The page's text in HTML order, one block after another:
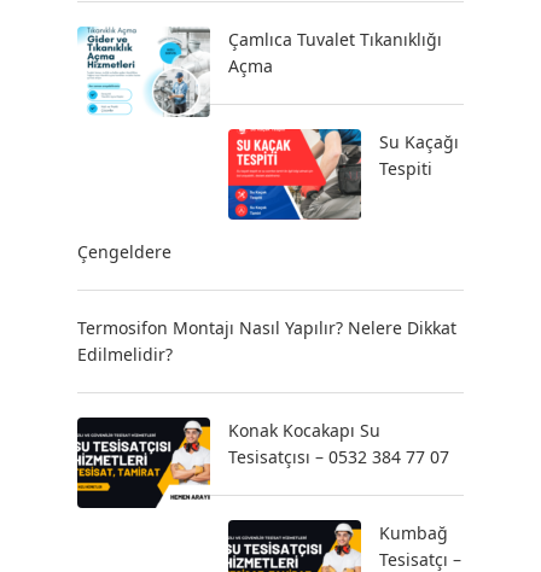
Çamlıca Tuvalet Tıkanıklığı
Açma
Su Kaçağı
Tespiti
Çengeldere
Termosifon Montajı Nasıl Yapılır? Nelere Dikkat
Edilmelidir?
Konak Kocakapı Su
Tesisatçısı – 0532 384 77 07
Kumbağ
Tesisatçı –